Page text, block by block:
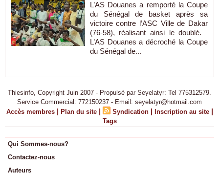
L’AS Douanes a remporté la Coupe
du Sénégal de basket après sa
victoire contre l’ASC Ville de Dakar
(76-58), réalisant ainsi le doublé.
L’AS Douanes a décroché la Coupe
du Sénégal de...
Thiesinfo, Copyright Juin 2007 - Propulsé par Seyelatyr: Tel 775312579.
Service Commercial: 772150237 - Email: seyelatyr@hotmail.com
Accès membres | Plan du site | Syndication | Inscription au site |
Tags
Qui Sommes-nous?
Contactez-nous
Auteurs